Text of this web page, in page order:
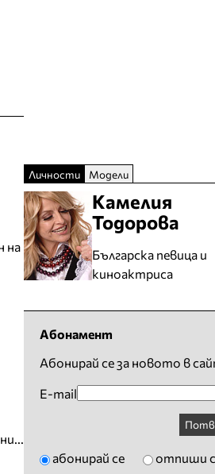
на
Личности Модели
Камелия
Тодорова
Българска певица и
киноактриса
Абонамент
Абонирай се за новото в
E-mail
абонирай се отпиши